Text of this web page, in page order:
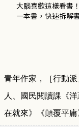
大腦喜歡這樣看書
一本書，快速拆解
青年作家，［行動
人、國民閱讀課《
在就來》《顛覆平庸